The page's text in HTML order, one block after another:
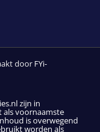
door FYi-
zijn in
als voornaamste
is overwegend
worden als